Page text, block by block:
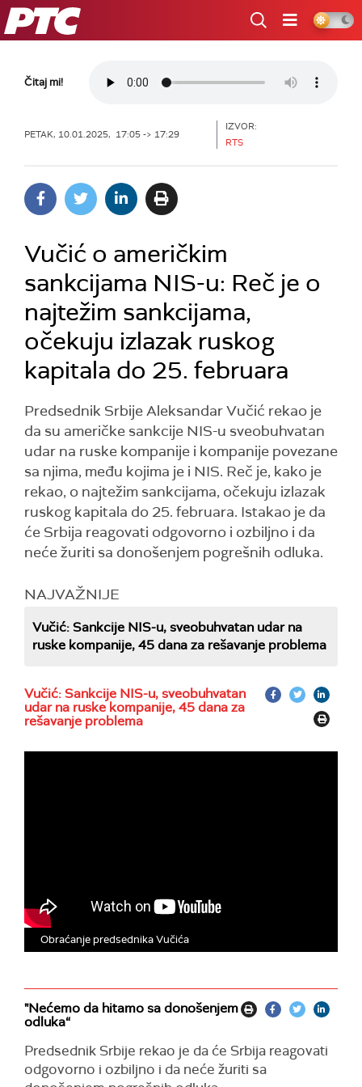
RTS
Čitaj mi!
PETAK, 10.01.2025, 17:05 -> 17:29
IZVOR:
RTS
Vučić o američkim
sankcijama NIS-u: Reč je o
najtežim sankcijama,
očekuju izlazak ruskog
kapitala do 25. februara
Predsednik Srbije Aleksandar Vučić rekao je
da su američke sankcije NIS-u sveobuhvatan
udar na ruske kompanije i kompanije povezane
sa njima, među kojima je i NIS. Reč je, kako je
rekao, o najtežim sankcijama, očekuju izlazak
ruskog kapitala do 25. februara. Istakao je da
će Srbija reagovati odgovorno i ozbiljno i da
neće žuriti sa donošenjem pogrešnih odluka.
NAJVAŽNIJE
Vučić: Sankcije NIS-u, sveobuhvatan udar na
ruske kompanije, 45 dana za rešavanje problema
Vučić: Sankcije NIS-u, sveobuhvatan
udar na ruske kompanije, 45 dana za
rešavanje problema
Obraćanje predsednika Vučića
"Nećemo da hitamo sa donošenjem
odluka“
Predsednik Srbije rekao je da će Srbija reagovati
odgovorno i ozbiljno i da neće žuriti sa